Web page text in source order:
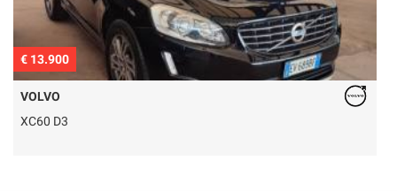
€ 13.900
VOLVO
XC60 D3